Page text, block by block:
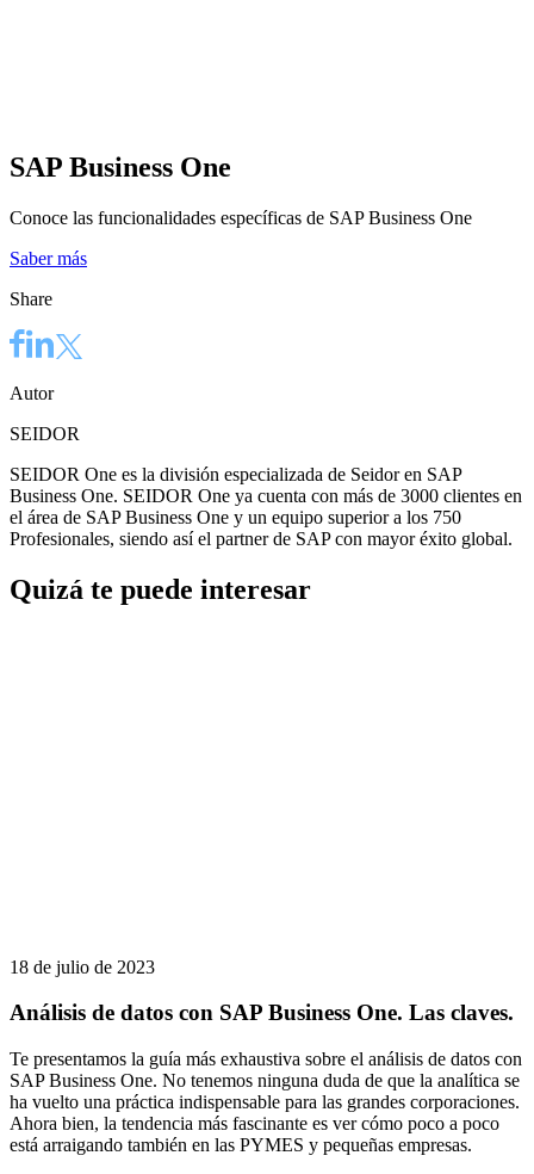
SAP Business One
Conoce las funcionalidades específicas de SAP Business One
Saber más
Share
Autor
SEIDOR
SEIDOR One es la división especializada de Seidor en SAP
Business One. SEIDOR One ya cuenta con más de 3000 clientes en
el área de SAP Business One y un equipo superior a los 750
Profesionales, siendo así el partner de SAP con mayor éxito global.
Quizá te puede interesar
18 de julio de 2023
Análisis de datos con SAP Business One. Las claves.
Te presentamos la guía más exhaustiva sobre el análisis de datos con
SAP Business One. No tenemos ninguna duda de que la analítica se
ha vuelto una práctica indispensable para las grandes corporaciones.
Ahora bien, la tendencia más fascinante es ver cómo poco a poco
está arraigando también en las PYMES y pequeñas empresas.